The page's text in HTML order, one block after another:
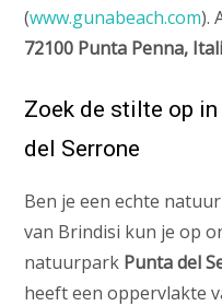
(www.gunabeach.com).
72100 Punta Penna,
Zoek de stilte op
del Serrone
Ben je een echte
van Brindisi kun je op
natuurpark Punta del
heeft een oppervlakte